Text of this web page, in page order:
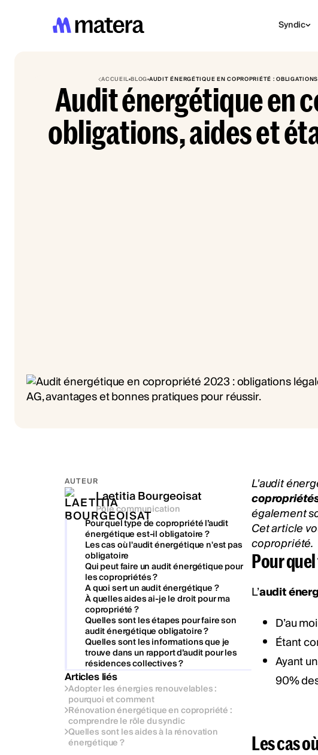
Syndic
ACCUEILBLOGAUDIT ÉNERGÉTIQUE EN COPROPRIÉTÉ :
Audit énergétique en
obligations, aides et
AUTEUR
Laetitia Bourgeoisat
Pôle communication
Pour quel type de copropriété l’audit
énergétique est-il obligatoire ?
Les cas où l'audit énergétique n'est pas
obligatoire
Qui peut faire un audit énergétique pour
les copropriétés ?
A quoi sert un audit énergétique ?
À quelles aides ai-je le droit pour ma
copropriété ?
Quelles sont les étapes pour faire son
audit énergétique obligatoire ?
Quelles sont les informations que je
trouve dans un rapport d’audit pour les
résidences collectives ?
Articles liés
Adopter les énergies renouvelables :
pourquoi et comment
Rénovation énergétique en copropriété :
comprendre le rôle du syndic
Quelles sont les aides à la rénovation
énergétique ?
L'audit
également
Cet article
copropriété.
Pour
L’audit
D’au
Étant
Ayant
90%
Les cas